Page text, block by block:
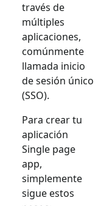
través de
múltiples
aplicaciones,
comúnmente
llamada inicio
de sesión único
(SSO).
Para crear tu
aplicación
Single page
app,
simplemente
sigue estos